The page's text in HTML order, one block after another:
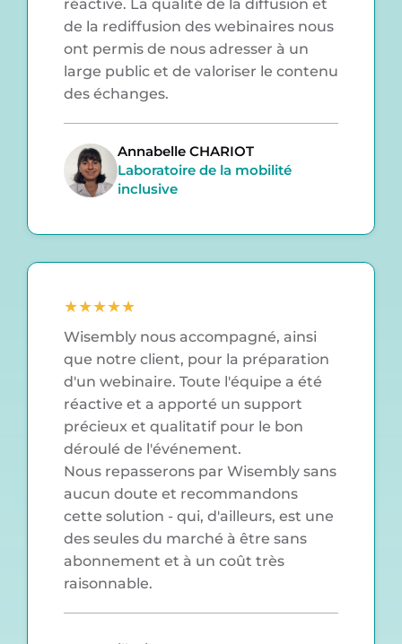
réactive. La qualité de la diffusion et
de la rediffusion des webinaires nous
ont permis de nous adresser à un
large public et de valoriser le contenu
des échanges.
Annabelle CHARIOT
Laboratoire de la mobilité
inclusive
★★★★★
Wisembly nous accompagné, ainsi
que notre client, pour la préparation
d'un webinaire. Toute l'équipe a été
réactive et a apporté un support
précieux et qualitatif pour le bon
déroulé de l'événement.
Nous repasserons par Wisembly sans
aucun doute et recommandons
cette solution - qui, d'ailleurs, est une
des seules du marché à être sans
abonnement et à un coût très
raisonnable.